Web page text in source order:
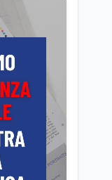
le
cambia
Italia
il